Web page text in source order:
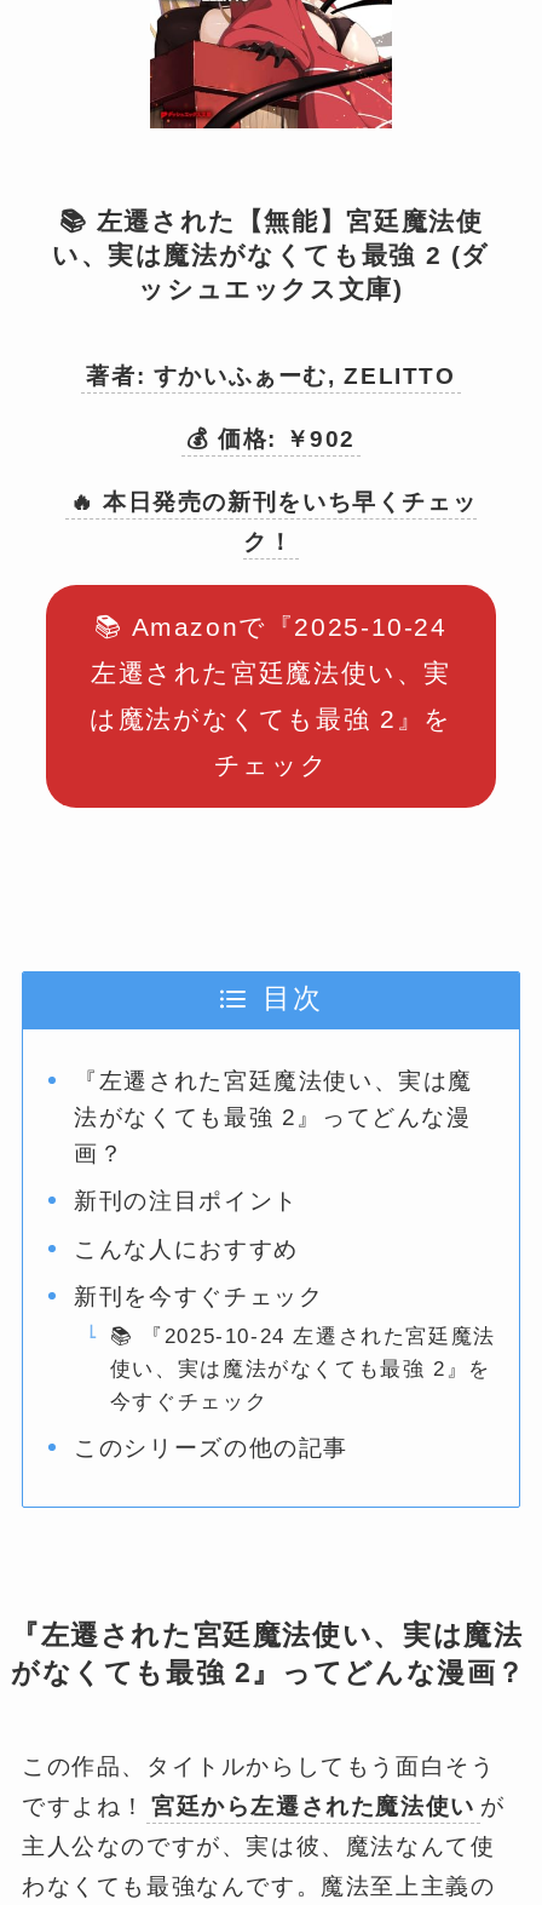
📚 左遷された【無能】宮廷魔法使
い、実は魔法がなくても最強 2 (ダ
ッシュエックス文庫)
著者: すかいふぁーむ, ZELITTO
💰 価格: ￥902
🔥 本日発売の新刊をいち早くチェッ
ク！
📚 Amazonで『2025-10-24
左遷された宮廷魔法使い、実
は魔法がなくても最強 2』を
チェック
目次
『左遷された宮廷魔法使い、実は魔
法がなくても最強 2』ってどんな漫
画？
新刊の注目ポイント
こんな人におすすめ
新刊を今すぐチェック
📚 『2025-10-24 左遷された宮廷魔法
使い、実は魔法がなくても最強 2』を
今すぐチェック
このシリーズの他の記事
『左遷された宮廷魔法使い、実は魔法
がなくても最強 2』ってどんな漫画？
この作品、タイトルからしてもう面白そう
ですよね！
宮廷から左遷された魔法使い が
主人公なのですが、実は彼、魔法なんて使
わなくても最強なんです。魔法至上主義の